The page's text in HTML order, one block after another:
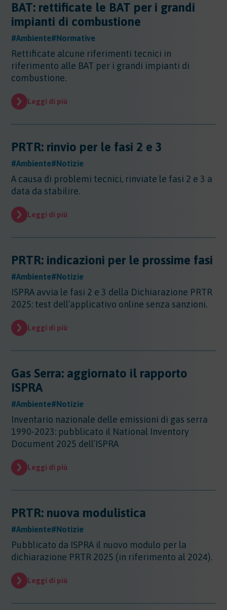
Regioni - Emilia Romagna
Regioni - Friuli Venezia Giulia
Regioni - Liguria
Regioni - Lombardia
Regioni - Marche
Regioni - Molise
Regioni - Puglia
Regioni - Trentino Alto Adige
Regioni - Umbria
Regioni - Valle DAosta
Regioni - Veneto
Sicurezza - Apparecchi Sollevamento
Sicurezza - PED
Sicurezza - DPI
Sicurezza - Macchine
Sicurezza - Rischio chimico
Sicurezza - Rischio cancerogeno/mutageno
Sicurezza - Stress Lavoro-Correlato
Sicurezza - Seveso
Sicurezza - Prevenzione incendi
Sicurezza - Covid 19
Sostanze
Sostanze
Sostanze - Pericolose
Sostanze - Trasporto Merci
Sostanze - Schede di Sicurezza
Sostanze - GHS/CLP/REACH
Sostenibilita
Sostenibilità
Trasporti
Trasporti
BAT: rettificate le BAT per i grandi
impianti di combustione
#Ambiente#Normative
Rettificate alcune riferimenti tecnici in
riferimento alle BAT per i grandi impianti di
combustione.
Leggi di più
PRTR: rinvio per le fasi 2 e 3
#Ambiente#Notizie
A causa di problemi tecnici, rinviate le fasi 2 e 3 a
data da stabilire.
Leggi di più
PRTR: indicazioni per le prossime fasi
#Ambiente#Notizie
ISPRA avvia le fasi 2 e 3 della Dichiarazione PRTR
2025: test dell’applicativo online senza sanzioni.
Leggi di più
Gas Serra: aggiornato il rapporto
ISPRA
#Ambiente#Notizie
Inventario nazionale delle emissioni di gas serra
1990-2023: pubblicato il National Inventory
Document 2025 dell’ISPRA
Leggi di più
PRTR: nuova modulistica
#Ambiente#Notizie
Pubblicato da ISPRA il nuovo modulo per la
dichiarazione PRTR 2025 (in riferimento al 2024).
Leggi di più